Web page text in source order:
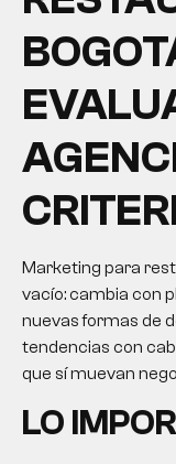
Marketing para
vacío: cambia con
nuevas formas de
tendencias con
que sí muevan
LO